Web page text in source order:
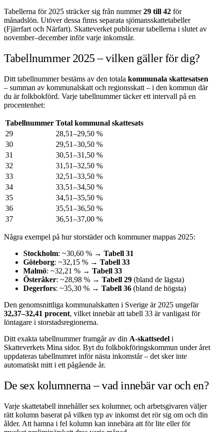
Tabellerna för 2025 sträcker sig från nummer29 till 42 för
månadslön. Utöver dessa finns separata sjömansskattetabeller
(Fjärrfart och Närfart). Skatteverket publicerar tabellerna i slutet av
november–december inför varje inkomstår.
Tabellnummer 2025 – vilken gäller för dig?
Ditt tabellnummer bestäms av den totala kommunala skattesatsen
– summan av kommunalskatt och regionsskatt – i den kommun där
du är folkbokförd. Varje tabellnummer täcker ett intervall på en
procentenhet:
Tabellnummer Total kommunal skattesats
29
28,51–29,50 %
30
29,51–30,50 %
31
30,51–31,50 %
32
31,51–32,50 %
33
32,51–33,50 %
34
33,51–34,50 %
35
34,51–35,50 %
36
35,51–36,50 %
37
36,51–37,00 %
Några exempel på hur storstäder och kommuner mappas 2025:
Stockholm: ~30,60 % → Tabell 31
Göteborg: ~32,15 % → Tabell 33
Malmö: ~32,21 % → Tabell 33
Österåker: ~28,98 % → Tabell 29 (bland de lägsta)
Degerfors: ~35,30 % → Tabell 36 (bland de högsta)
Den genomsnittliga kommunalskatten i Sverige är 2025 ungefär
32,37–32,41 procent, vilket innebär att tabell 33 är vanligast för
löntagare i storstadsregionerna.
Ditt exakta tabellnummer framgår av din A-skattsedel i
Skatteverkets Mina sidor. Byt du folkbokföringskommun under året
uppdateras tabellnumret inför nästa inkomstår – det sker inte
automatiskt mitt i ett pågående år.
De sex kolumnerna – vad innebär var och en?
Varje skattetabell innehåller sex kolumner, och arbetsgivaren väljer
rätt kolumn baserat på vilken typ av inkomst det rör sig om och din
ålder. Att hamna i fel kolumn kan innebära att för lite eller för